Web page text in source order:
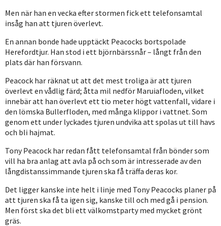
Men när han en vecka efter stormen fick ett telefonsamtal
insåg han att tjuren överlevt.
En annan bonde hade upptäckt Peacocks bortspolade
Herefordtjur. Han stod i ett björnbärssnår – långt från den
plats där han försvann.
Peacock har räknat ut att det mest troliga är att tjuren
överlevt en vådlig färd; åtta mil nedför Maruiafloden, vilket
innebär att han överlevt ett tio meter högt vattenfall, vidare i
den lömska Bullerfloden, med många klippor i vattnet. Som
genom ett under lyckades tjuren undvika att spolas ut till havs
och bli hajmat.
Tony Peacock har redan fått telefonsamtal från bönder som
vill ha bra anlag att avla på och som är intresserade av den
långdistanssimmande tjuren ska få träffa deras kor.
Det ligger kanske inte helt i linje med Tony Peacocks planer på
att tjuren ska få ta igen sig, kanske till och med gå i pension.
Men först ska det bli ett välkomstparty med mycket grönt
gräs.